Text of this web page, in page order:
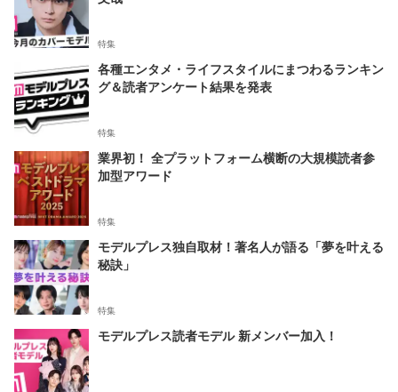
特集
各種エンタメ・ライフスタイルにまつわるランキン
グ＆読者アンケート結果を発表
特集
業界初！ 全プラットフォーム横断の大規模読者参
加型アワード
特集
モデルプレス独自取材！著名人が語る「夢を叶える
秘訣」
特集
モデルプレス読者モデル 新メンバー加入！